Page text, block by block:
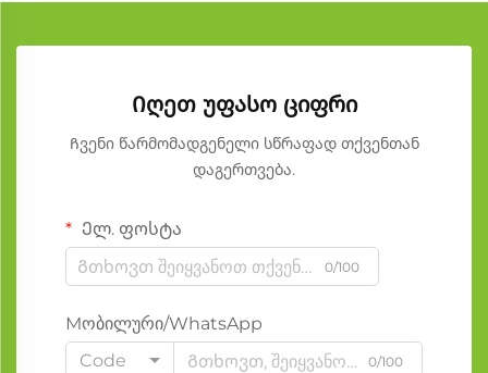
Იღეთ უფასო ციფრი
Ჩვენი წარმომადგენელი სწრაფად თქვენთან
დაგერთვება.
Ელ. ფოსტა
0/100
Мობილური/WhatsApp
Code
0/100